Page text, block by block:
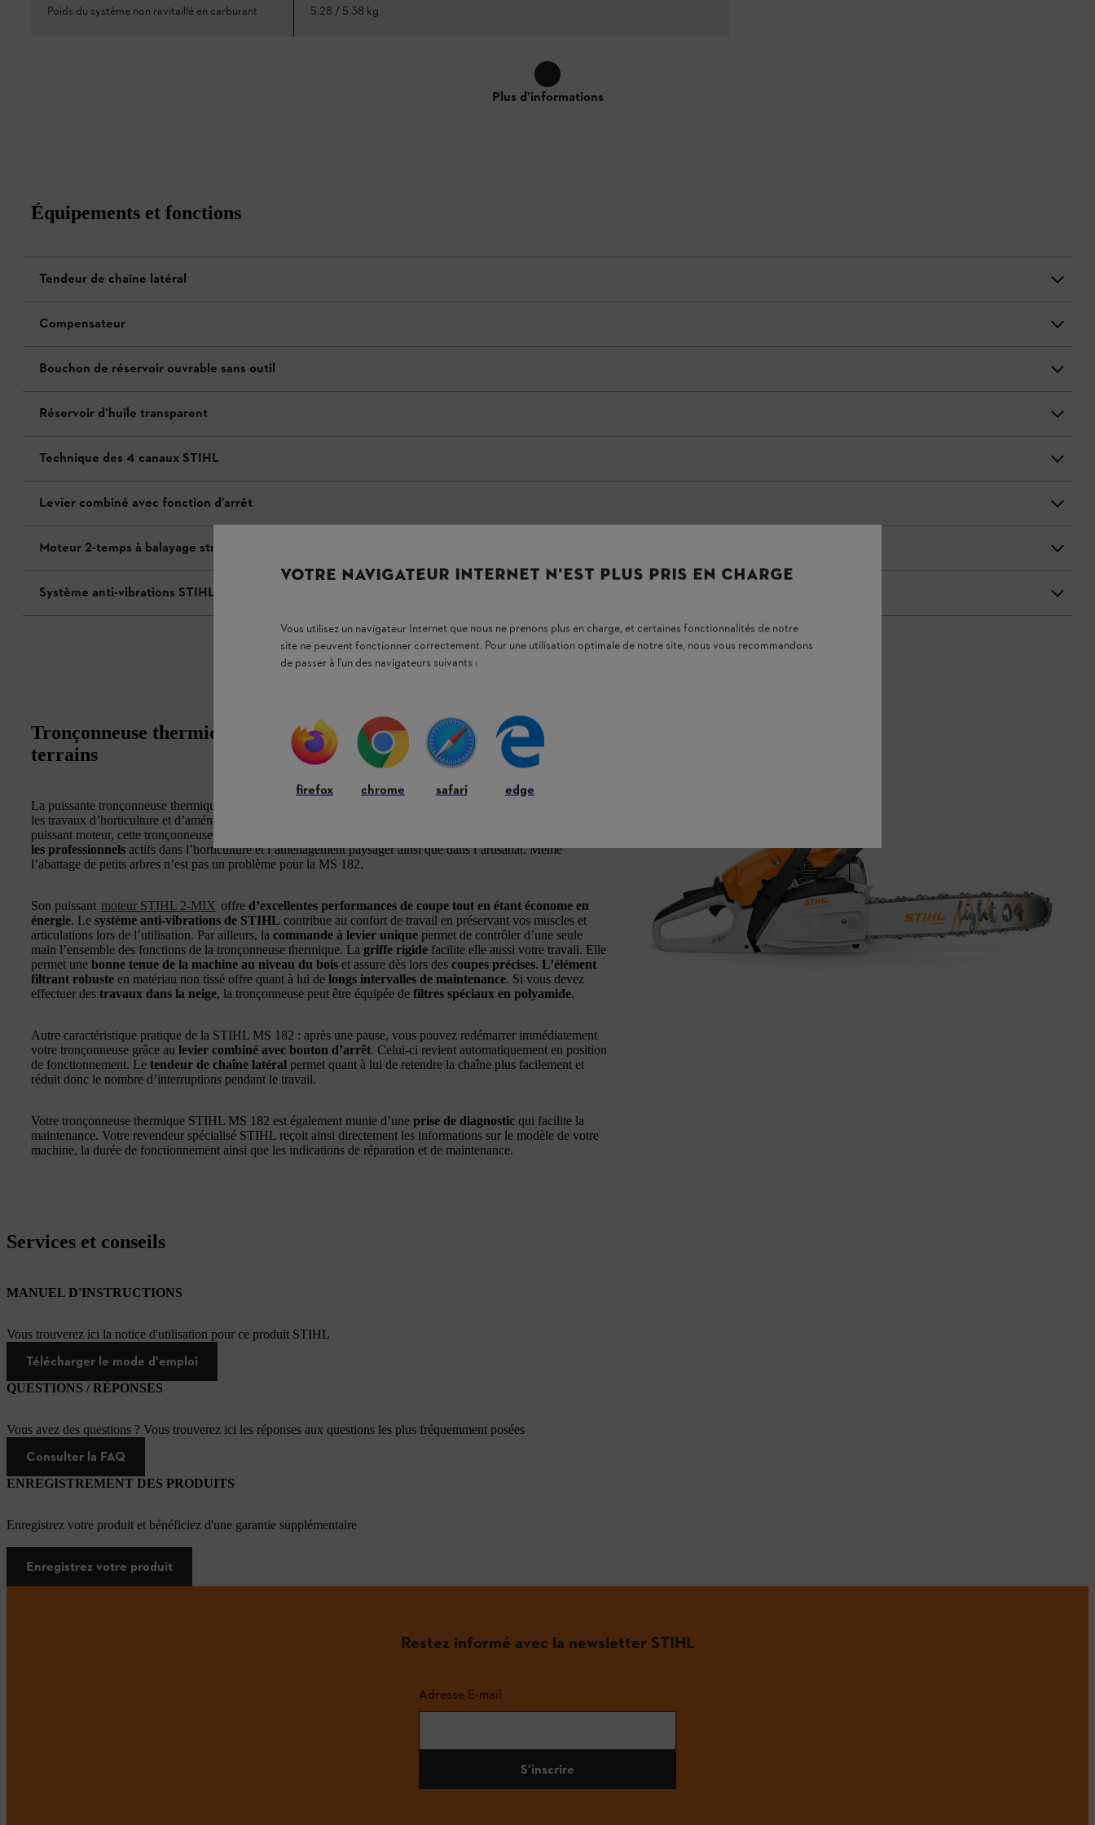
Poids du système non ravitaillé en carburant 5.28 / 5.38 kg
Plus d'informations
Équipements et fonctions
Tendeur de chaîne latéral
Compensateur
Bouchon de réservoir ouvrable sans outil
Réservoir d’huile transparent
Technique des 4 canaux STIHL
Levier combiné avec fonction d’arrêt
Moteur 2-temps à balayage stratifié STIHL
Système anti-vibrations STIHL
Tronçonneuse thermique MS 182 : un must pour l’entretien de vos
terrains
La puissante tronçonneuse thermique STIHL MS 182 convient parfaitement pour
les travaux d’horticulture et d’aménagement paysager ou encore les travaux d’entretien des terrains. Dotée d’un
puissant moteur, cette tronçonneuse vient à bout de multiples tâches, aussi bien pour les
les professionnels actifs dans l’horticulture et l’aménagement paysager ainsi que dans l’artisanat. Même
l’abattage de petits arbres n’est pas un problème pour la MS 182.
Son puissant moteur STIHL 2-MIX offre d’excellentes performances de coupe tout en étant économe en
énergie. Le système anti-vibrations de STIHL contribue au confort de travail en préservant vos muscles et
articulations lors de l’utilisation. Par ailleurs, la commande à levier unique permet de contrôler d’une seule
main l’ensemble des fonctions de la tronçonneuse thermique. La griffe rigide facilite elle aussi votre travail. Elle
permet une bonne tenue de la machine au niveau du bois et assure dès lors des coupes précises. L’élément
filtrant robuste en matériau non tissé offre quant à lui de longs intervalles de maintenance. Si vous devez
effectuer des travaux dans la neige, la tronçonneuse peut être équipée de filtres spéciaux en polyamide.
Autre caractéristique pratique de la STIHL MS 182 : après une pause, vous pouvez redémarrer immédiatement
votre tronçonneuse grâce au levier combiné avec bouton d’arrêt. Celui-ci revient automatiquement en position
de fonctionnement. Le tendeur de chaîne latéral permet quant à lui de retendre la chaîne plus facilement et
réduit donc le nombre d’interruptions pendant le travail.
Votre tronçonneuse thermique STIHL MS 182 est également munie d’une prise de diagnostic qui facilite la
maintenance. Votre revendeur spécialisé STIHL reçoit ainsi directement les informations sur le modèle de votre
machine, la durée de fonctionnement ainsi que les indications de réparation et de maintenance.
Services et conseils
MANUEL D'INSTRUCTIONS
Vous trouverez ici la notice d'utilisation pour ce produit STIHL
Télécharger le mode d'emploi
QUESTIONS / RÉPONSES
Vous avez des questions ? Vous trouverez ici les réponses aux questions les plus fréquemment posées
Consulter la FAQ
ENREGISTREMENT DES PRODUITS
Enregistrez votre produit et bénéficiez d'une garantie supplémentaire
Enregistrez votre produit
Restez informé avec la newsletter STIHL
Adresse E-mail
S'inscrire
VOTRE NAVIGATEUR INTERNET N'EST PLUS PRIS EN CHARGE
Vous utilisez un navigateur Internet que nous ne prenons plus en charge, et certaines fonctionnalités de notre
site ne peuvent fonctionner correctement. Pour une utilisation optimale de notre site, nous vous recommandons
de passer à l'un des navigateurs suivants :
firefox chrome safari edge